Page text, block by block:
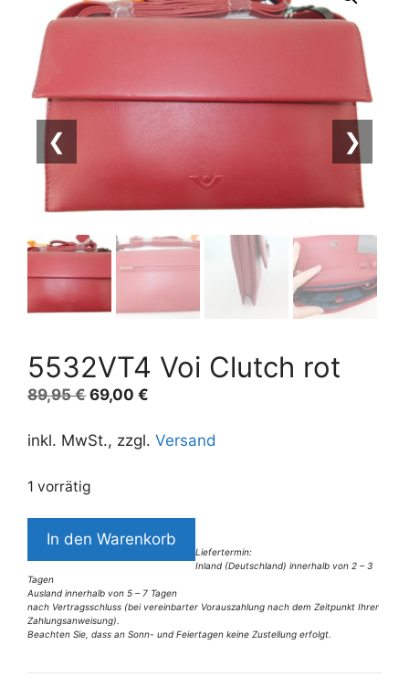
❮ ❯
5532VT4 Voi Clutch rot
89,95€ Ursprünglicher
war:
69,00 €
ist:
inkl. MwSt., zzgl. Versand
1 vorrätig
5532VT4
Clutch
rot
Menge
In den Warenkorb
Liefertermin:
Inland (Deutschland) innerhalb von 2 – 3
Tagen
Ausland innerhalb von 5 – 7 Tagen
nach Vertragsschluss (bei vereinbarter Vorauszahlung nach dem Zeitpunkt Ihrer
Zahlungsanweisung).
Beachten Sie, dass an Sonn- und Feiertagen keine Zustellung erfolgt.
l